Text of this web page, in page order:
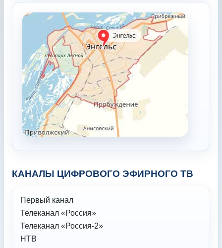
КАНАЛЫ ЦИФРОВОГО ЭФИРНОГО ТВ
Первый канал
Телеканал «Россия»
Телеканал «Россия-2»
НТВ